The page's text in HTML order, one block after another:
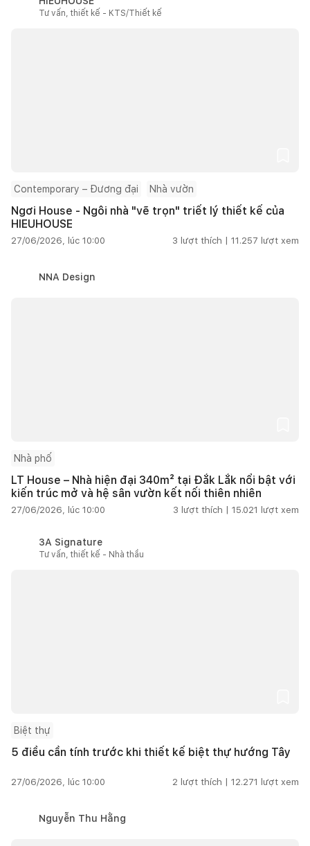
Tư vấn, thiết kế - KTS/Thiết kế
Contemporary – Đương đại Nhà vườn
Ngơi House - Ngôi nhà "vẽ trọn" triết lý thiết kế của
HIEUHOUSE
27/06/2026, lúc 10:00 3 lượt thích | 11.257 lượt xem
NNA Design
Nhà phố
LT House – Nhà hiện đại 340m² tại Đắk Lắk nổi bật với
kiến trúc mở và hệ sân vườn kết nối thiên nhiên
27/06/2026, lúc 10:00 3 lượt thích | 15.021 lượt xem
3A Signature
Tư vấn, thiết kế - Nhà thầu
Biệt thự
5 điều cần tính trước khi thiết kế biệt thự hướng Tây
27/06/2026, lúc 10:00 2 lượt thích | 12.271 lượt xem
Nguyễn Thu Hằng